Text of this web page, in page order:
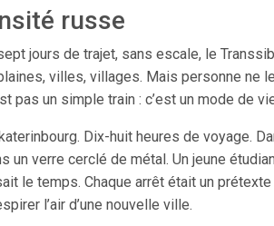
russe
jours de trajet, sans escale, le
villes, villages. Mais personne ne
pas un simple train : c’est un mode de
Dix-huit heures de voyage.
verre cerclé de métal. Un jeune
le temps. Chaque arrêt était un prétexte
l’air d’une nouvelle ville.